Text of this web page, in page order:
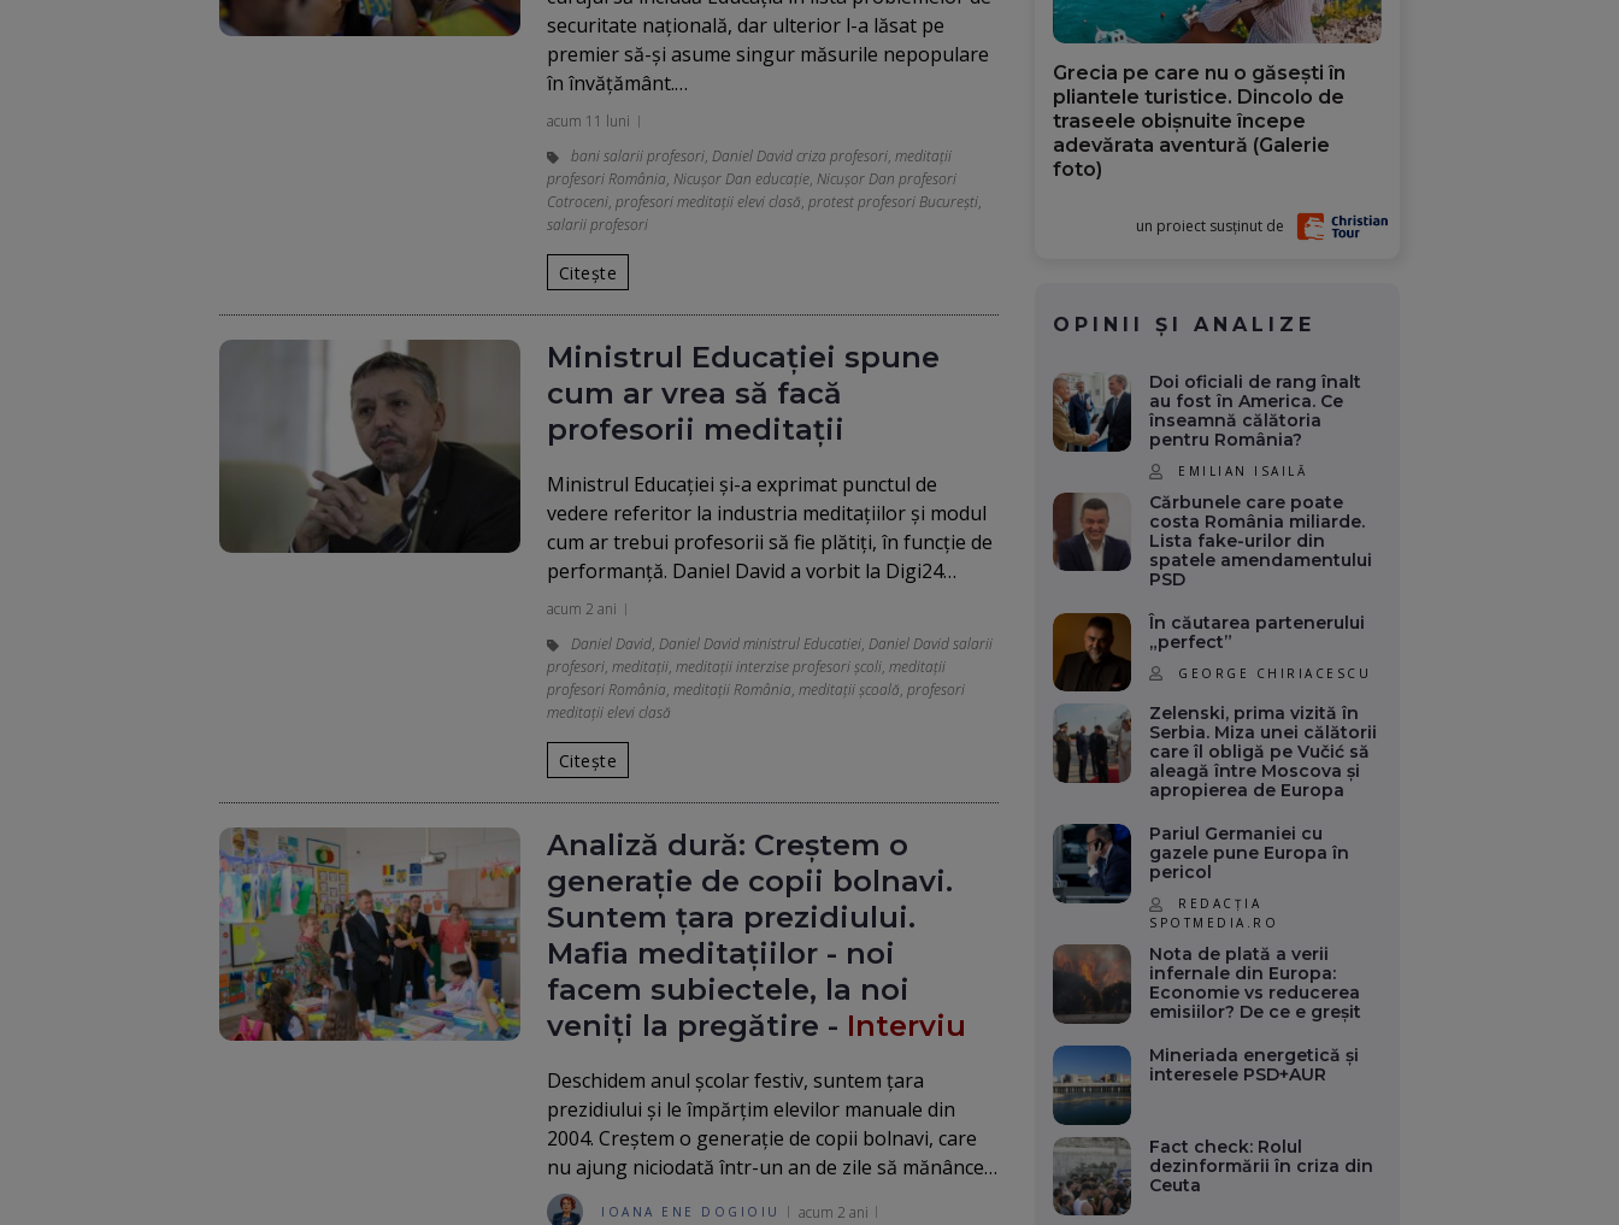
securitate națională, dar ulterior l-a lăsat pe
premier să-și asume singur măsurile nepopulare
în învăţământ.…
acum 11 luni
bani salarii profesori, Daniel David criza profesori, meditații
profesori România, Nicuşor Dan educaţie, Nicuşor Dan profesori
Cotroceni, profesori meditații elevi clasă, protest profesori București,
salarii profesori
Citește
Ministrul Educației spune
cum ar vrea să facă
profesorii meditații
Ministrul Educaţiei şi-a exprimat punctul de
vedere referitor la industria meditaţiilor şi modul
cum ar trebui profesorii să fie plătiţi, în funcţie de
performanţă. Daniel David a vorbit la Digi24…
acum 2 ani
Daniel David, Daniel David ministrul Educatiei, Daniel David salarii
profesori, meditații, meditații interzise profesori școli, meditații
profesori România, meditații România, meditații școală, profesori
meditații elevi clasă
Citește
Analiză dură: Creștem o
generație de copii bolnavi.
Suntem țara prezidiului.
Mafia meditațiilor - noi
facem subiectele, la noi
veniți la pregătire - Interviu
Deschidem anul școlar festiv, suntem țara
prezidiului și le împărțim elevilor manuale din
2004. Creștem o generație de copii bolnavi, care
nu ajung niciodată într-un an de zile să mănânce…
IOANA ENE DOGIOIU acum 2 ani
Grecia pe care nu o găsești în
pliantele turistice. Dincolo de
traseele obișnuite începe
adevărata aventură (Galerie
foto)
un proiect susținut de
OPINII ȘI ANALIZE
Doi oficiali de rang înalt
au fost în America. Ce
înseamnă călătoria
pentru România?
EMILIAN ISAILĂ
Cărbunele care poate
costa România miliarde.
Lista fake-urilor din
spatele amendamentului
PSD
În căutarea partenerului
„perfect”
GEORGE CHIRIACESCU
Zelenski, prima vizită în
Serbia. Miza unei călătorii
care îl obligă pe Vučić să
aleagă între Moscova și
apropierea de Europa
Pariul Germaniei cu
gazele pune Europa în
pericol
REDACȚIA
SPOTMEDIA.RO
Nota de plată a verii
infernale din Europa:
Economie vs reducerea
emisiilor? De ce e greșit
Mineriada energetică și
interesele PSD+AUR
Fact check: Rolul
dezinformării în criza din
Ceuta